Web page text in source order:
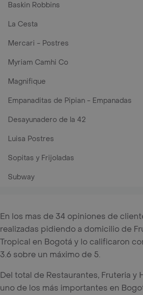
Baskin Robbins
La Cesta
Mercari - Postres
Myriam Camhi Co
Magnifique
Empanaditas de Pipian - Empanadas
Desayunadero de la 42
Luisa Postres
Sopitas y Frijoladas
Subway
En los mas de 34 opiniones de
realizadas pidiendo a domicilio de
Tropical en Bogotá y lo calificaron
3.6 sobre un máximo de 5.
Del total de Restaurantes, Fruteria y
uno de los más importantes en